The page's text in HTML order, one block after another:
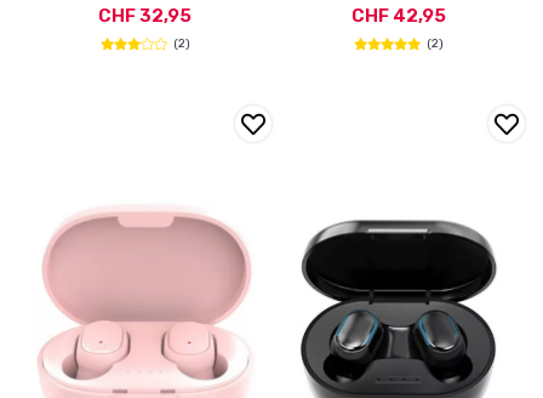
CHF 32,95
(2)
CHF 42,95
(2)